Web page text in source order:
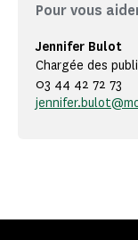
Pour vous
Jennifer Bulot
Chargée des
03 44 42 72 73